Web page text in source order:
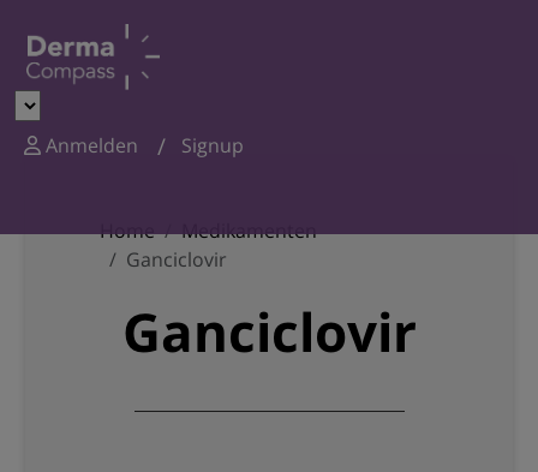
Anmelden Signup
Home
Medikamenten
Ganciclovir
Ganciclovir